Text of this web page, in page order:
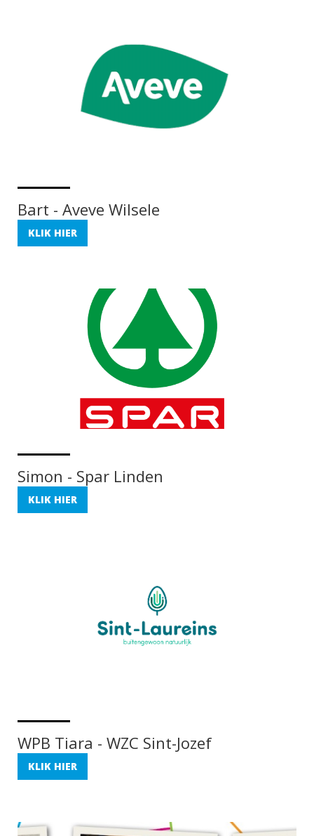
Bart - Aveve Wilsele
KLIK HIER
Simon - Spar Linden
KLIK HIER
WPB Tiara - WZC Sint-Jozef
KLIK HIER